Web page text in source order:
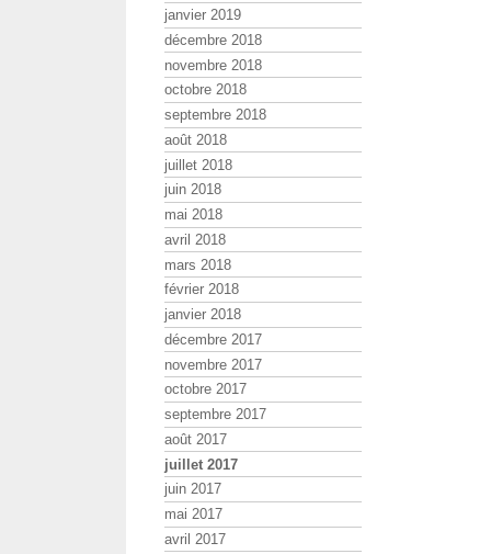
janvier 2019
décembre 2018
novembre 2018
octobre 2018
septembre 2018
août 2018
juillet 2018
juin 2018
mai 2018
avril 2018
mars 2018
février 2018
janvier 2018
décembre 2017
novembre 2017
octobre 2017
septembre 2017
août 2017
juillet 2017
juin 2017
mai 2017
avril 2017